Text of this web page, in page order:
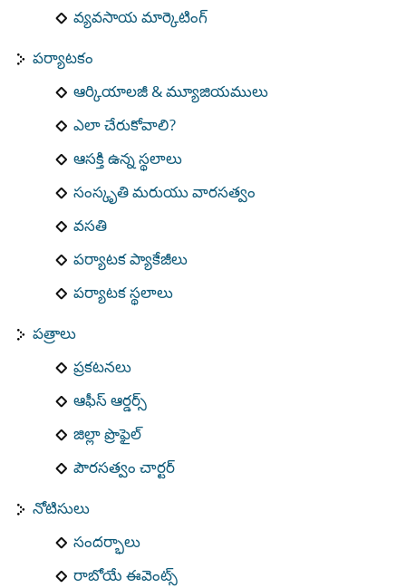
వ్యవసాయ మార్కెటింగ్
పర్యాటకం
ఆర్కియాలజీ & మ్యూజియములు
ఎలా చేరుకోవాలి?
ఆసక్తి ఉన్న స్థలాలు
సంస్కృతి మరుయు వారసత్వం
వసతి
పర్యాటక ప్యాకేజీలు
పర్యాటక స్థలాలు
పత్రాలు
ప్రకటనలు
ఆఫీస్ ఆర్డర్స్
జిల్లా ప్రొఫైల్
పౌరసత్వం చార్టర్
నోటిసులు
సందర్భాలు
రాబోయే ఈవెంట్స్